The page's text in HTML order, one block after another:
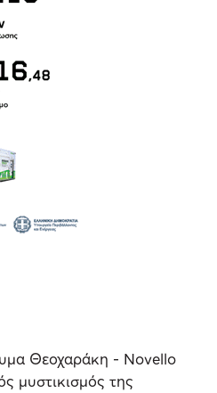
Θεοχαράκη - Novello
μυστικισμός της